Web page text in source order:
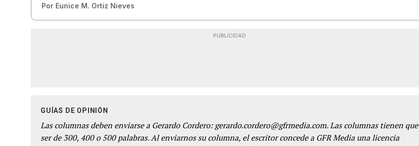
Por Eunice M. Ortiz Nieves
PUBLICIDAD
GUÍAS DE OPINIÓN
Las columnas deben enviarse a Gerardo Cordero: gerardo.cordero@gfrmedia.com. Las columnas tienen que
ser de 300, 400 o 500 palabras. Al enviarnos su columna, el escritor concede a GFR Media una licencia